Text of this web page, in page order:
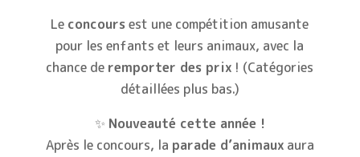
Le concours est une compétition amusante
pour les enfants et leurs animaux, avec la
chance de remporter des prix ! (Catégories
détaillées plus bas.)
✨ Nouveauté cette année !
Après le concours, la parade d’animauxaura